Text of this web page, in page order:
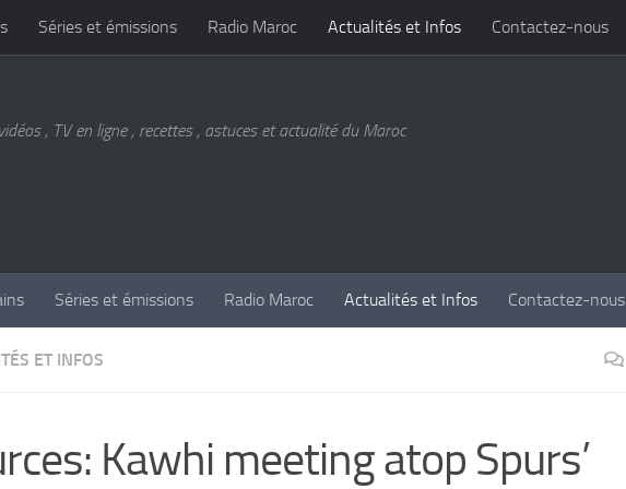
Séries et émissions Radio Maroc Actualités et Infos Contactez-nous
, TV en ligne , recettes , astuces et actualité du Maroc
Séries et émissions Radio Maroc Actualités et Infos Contactez-nous
ET INFOS
Kawhi meeting atop Spurs’